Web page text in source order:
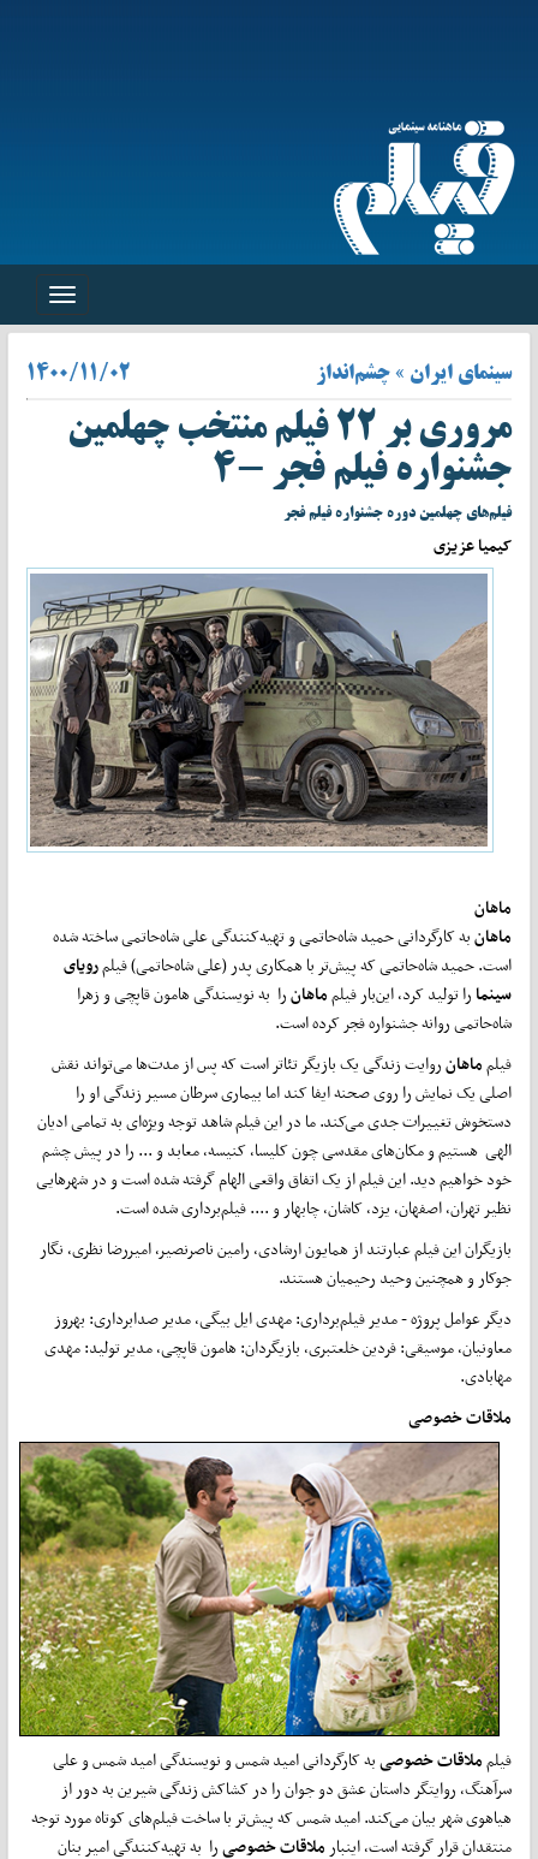
Toggle
سینمای ایران » چشم‌انداز ۱۴۰۰/۱۱/۰۲
مروری بر ۲۲ فیلم منتخب چهلمین
جشنواره فیلم فجر -۴
فیلم‌های چهلمین دوره جشنواره فیلم فجر
کیمیا عزیزی
ماهان
ماهانبه کارگردانی حمید شاه‌حاتمی و تهیه‌کنندگی علی شاه‌حاتمی ساخته شده
است. حمید شاه‌حاتمی که پیش‌تر با همکاری پدر (علی شاه‌حاتمی) فیلمرویای
سینمارا تولید کرد، این‌بار فیلمماهانرا به نویسندگی هامون قاپچی و زهرا
شاه‌حاتمی روانه جشنواره فجر کرده است.
فیلمماهانروایت زندگی یک بازیگر تئاتر است که پس از مدت‌ها می‌تواند نقش
اصلی یک نمایش را روی صحنه ایفا کند اما بیماری سرطان مسیر زندگی او را
دستخوش تغییرات جدی می‌کند. ما در این فیلم شاهد توجه ویژه‌ای به تمامی ادیان
الهی هستیم و مکان‌های مقدسی چون کلیسا، کنیسه، معابد و ... را در پیش چشم
خود خواهیم دید. این فیلم از یک اتفاق واقعی الهام گرفته شده است و در شهرهایی
نظیر تهران، اصفهان، یزد، کاشان، چابهار و .... فیلم‌برداری شده است.
بازیگران این فیلم عبارتند از همایون ارشادی، رامین ناصرنصیر، امیررضا نظری، نگار
جوکار و همچنین وحید رحیمیان هستند.
دیگر عوامل پروژه - مدیر فیلم‌برداری: مهدی ایل بیگی، مدیر صدابرداری: بهروز
معاونیان، موسیقی: فردین خلعتبری، بازیگردان: هامون قاپچی، مدیر تولید: مهدی
مهابادی.
ملاقات خصوصی
فیلمملاقات خصوصیبه کارگردانی امید شمس و نویسندگی امید شمس و علی
سرآهنگ، روایتگر داستان عشق دو جوان را در کشاکش زندگی شیرین به دور از
هیاهوی شهر بیان می‌کند. امید شمس که پیش‌تر با ساخت فیلم‌های کوتاه مورد توجه
منتقدان قرار گرفته است، اینبار ملاقات خصوصیرا به تهیه‌کنندگی امیر بنان